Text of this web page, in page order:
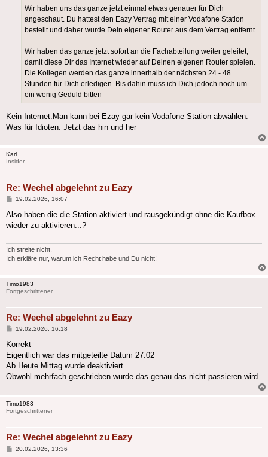
Wir haben uns das ganze jetzt einmal etwas genauer für Dich
angeschaut. Du hattest den Eazy Vertrag mit einer Vodafone Station
bestellt und daher wurde Dein eigener Router aus dem Vertrag entfernt.
Wir haben das ganze jetzt sofort an die Fachabteilung weiter geleitet,
damit diese Dir das Internet wieder auf Deinen eigenen Router spielen.
Die Kollegen werden das ganze innerhalb der nächsten 24 - 48
Stunden für Dich erledigen. Bis dahin muss ich Dich jedoch noch um
ein wenig Geduld bitten
Kein Internet.Man kann bei Ezay gar kein Vodafone Station abwählen.
Was für Idioten. Jetzt das hin und her
Karl.
Insider
Re: Wechel abgelehnt zu Eazy
Beitrag
19.02.2026, 16:07
Also haben die die Station aktiviert und rausgekündigt ohne die Kaufbox
wieder zu aktivieren...?
Ich streite nicht.
Ich erkläre nur, warum ich Recht habe und Du nicht!
Timo1983
Fortgeschrittener
Re: Wechel abgelehnt zu Eazy
Beitrag
19.02.2026, 16:18
Korrekt
Eigentlich war das mitgeteilte Datum 27.02
Ab Heute Mittag wurde deaktiviert
Obwohl mehrfach geschrieben wurde das genau das nicht passieren wird
Timo1983
Fortgeschrittener
Re: Wechel abgelehnt zu Eazy
Beitrag
20.02.2026, 13:36